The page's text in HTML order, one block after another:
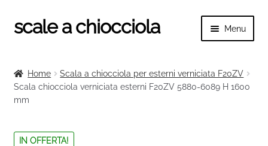
Vai
alla
Vai
al
scale a chiocciola Menu
il
menu
Tutte le scale
Home
Scala a chiocciola per esterni verniciata F20ZV
Scala chiocciola verniciata esterni F20ZV 5880-6089 H 1600
mm
IN OFFERTA!